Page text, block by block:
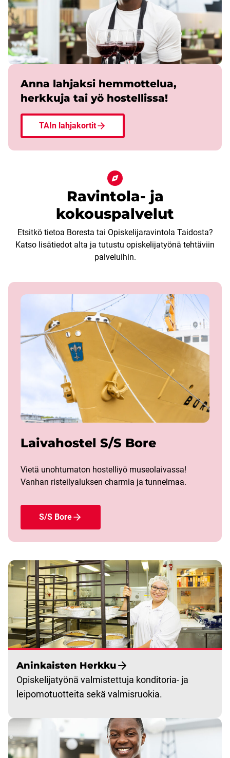
Anna lahjaksi hemmottelua,
herkkuja tai yö hostellissa!
TAIn lahjakortit
Ravintola- ja
kokouspalvelut
Etsitkö tietoa Boresta tai Opiskelijaravintola Taidosta?
Katso lisätiedot alta ja tutustu opiskelijatyönä tehtäviin
palveluihin.
Laivahostel S/S Bore
Vietä unohtumaton hostelliyö museolaivassa!
Vanhan risteilyaluksen charmia ja tunnelmaa.
S/S Bore
Aninkaisten Herkku
Opiskelijatyönä valmistettuja konditoria- ja
leipomotuotteita sekä valmisruokia.